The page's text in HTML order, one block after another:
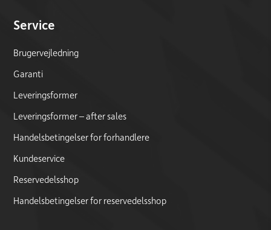
Service
Brugervejledning
Garanti
Leveringsformer
Leveringsformer – after sales
Handelsbetingelser for forhandlere
Kundeservice
Reservedelsshop
Handelsbetingelser for reservedelsshop